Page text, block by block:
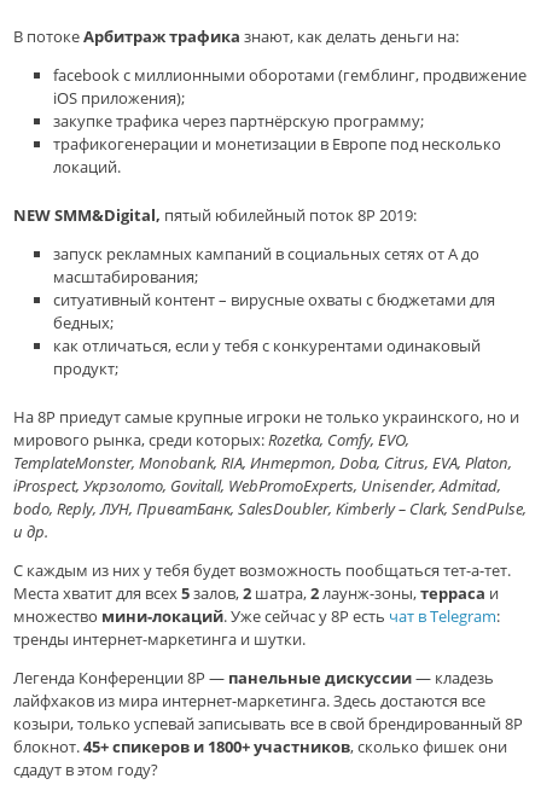
В потокеАрбитраж трафика знают, как делать деньги на:
facebook с миллионными оборотами (гемблинг, продвижение
iOS приложения);
закупке трафика через партнёрскую программу;
трафикогенерации и монетизации в Европе под несколько
локаций.
NEWSMM&Digital, пятый юбилейный поток 8P 2019:
запуск рекламных кампаний в социальных сетях от А до
масштабирования;
ситуативный контент – вирусные охваты с бюджетами для
бедных;
как отличаться, если у тебя с конкурентами одинаковый
продукт;
На 8P приедут самые крупные игроки не только украинского, но и
мирового рынка, среди которых:Rozetka, Comfy, EVО,
TemplateMonster, Monobank, RIA, Интертоп, Doba, Citrus, EVА, Platon,
iProspect, Укрзолото, Govitall, WebPromoExperts, Unisender, Admitad,
bodo, Reply, ЛУН, ПриватБанк, SalesDoubler, Kimberly – Clark, SendPulse,
и др.
С каждым из них у тебя будет возможность пообщаться тет-а-тет.
Места хватит для всех5залов,2 шатра,2лаунж-зоны,терраса и
множество мини-локаций. Уже сейчас у 8Р есть чат в Telegram:
тренды интернет-маркетинга и шутки.
Легенда Конференции 8P — панельные дискуссии— кладезь
лайфхаков из мира интернет-маркетинга.Здесь достаются все
козыри, только успевай записывать все в свой брендированный 8P
блокнот.45+ спикеров и 1800+ участников, сколько фишек они
сдадут в этом году?